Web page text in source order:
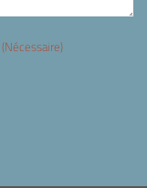
(Nécessaire)